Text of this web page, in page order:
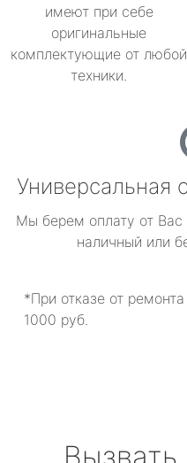
имеют при себе
оригинальные
комплектующие от любой
техники.
Универсальная
Мы берем оплату от
наличный или
*При отказе от
1000 руб.